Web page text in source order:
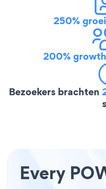
250% groei
200% growth
Bezoekers brachten
Every